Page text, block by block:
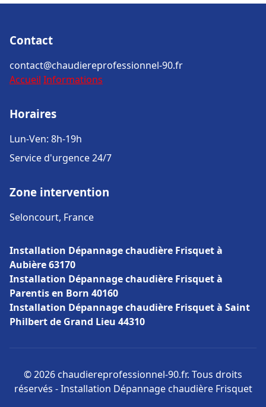
Contact
contact@chaudiereprofessionnel-90.fr
Accueil Informations
Horaires
Lun-Ven: 8h-19h
Service d'urgence 24/7
Zone intervention
Seloncourt, France
Installation Dépannage chaudière Frisquet à
Aubière 63170
Installation Dépannage chaudière Frisquet à
Parentis en Born 40160
Installation Dépannage chaudière Frisquet à Saint
Philbert de Grand Lieu 44310
© 2026 chaudiereprofessionnel-90.fr. Tous droits
réservés - Installation Dépannage chaudière Frisquet